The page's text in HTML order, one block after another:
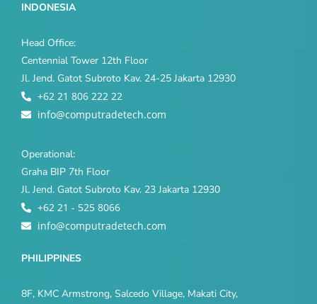
INDONESIA
Head Office:
Centennial Tower 12th Floor
Jl. Jend. Gatot Subroto Kav. 24-25 Jakarta 12930
+62 21 806 222 22
info@computradetech.com
Operational:
Graha BIP 7th Floor
Jl. Jend. Gatot Subroto Kav. 23 Jakarta 12930
+62 21 - 525 8066
info@computradetech.com
PHILIPPINES
8F, KMC Armstrong, Salcedo Village, Makati City,